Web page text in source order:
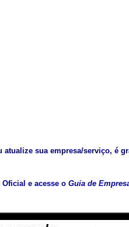
atualize sua empresa/serviço, é
e acesse o Guia de